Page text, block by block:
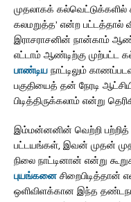
முதலாகக் கல்வெட்டுக்களில்
கலமறுத்த’ என்ற பட்டத்தால்
இராசராசனின் நான்காம்
எட்டாம் ஆண்டிற்கு முற்பட்ட
பாண்டியநாட்டிலும்
பகுதியைத் தன் நேரடி
பிடித்திருக்கலாம் என்று
இம்மன்னனின் வெற்றி பற்றித்
பட்டயங்கள், இவன் முதன்
நிலை நாட்டினான் என்று
புயங்கனைசிறைபிடித்தான்
ஒளிவிளக்கான இந்த